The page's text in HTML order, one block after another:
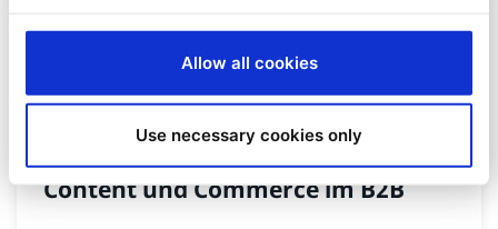
Allow all cookies
Use necessary cookies only
Content und Commerce im B2B